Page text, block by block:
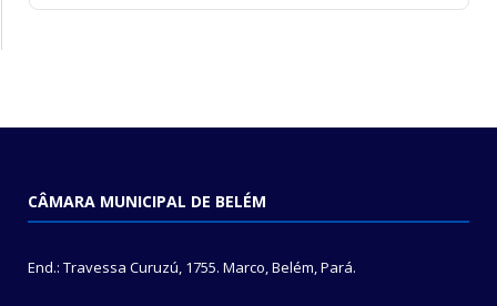
CÂMARA MUNICIPAL DE BELÉM
End.: Travessa Curuzú, 1755. Marco, Belém, Pará.